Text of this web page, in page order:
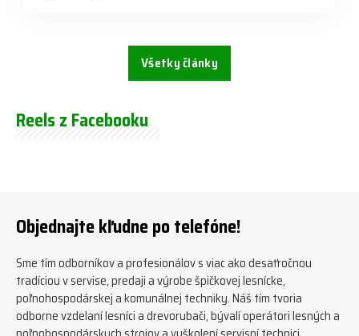
Všetky články
Reels z Facebooku
Objednajte kľudne po telefóne!
Sme tím odborníkov a profesionálov s viac ako desaťročnou
tradíciou v servise, predaji a výrobe špičkovej lesnícke,
poľnohospodárskej a komunálnej techniky. Náš tím tvoria
odborne vzdelaní lesníci a drevorubači, bývalí operátori lesných a